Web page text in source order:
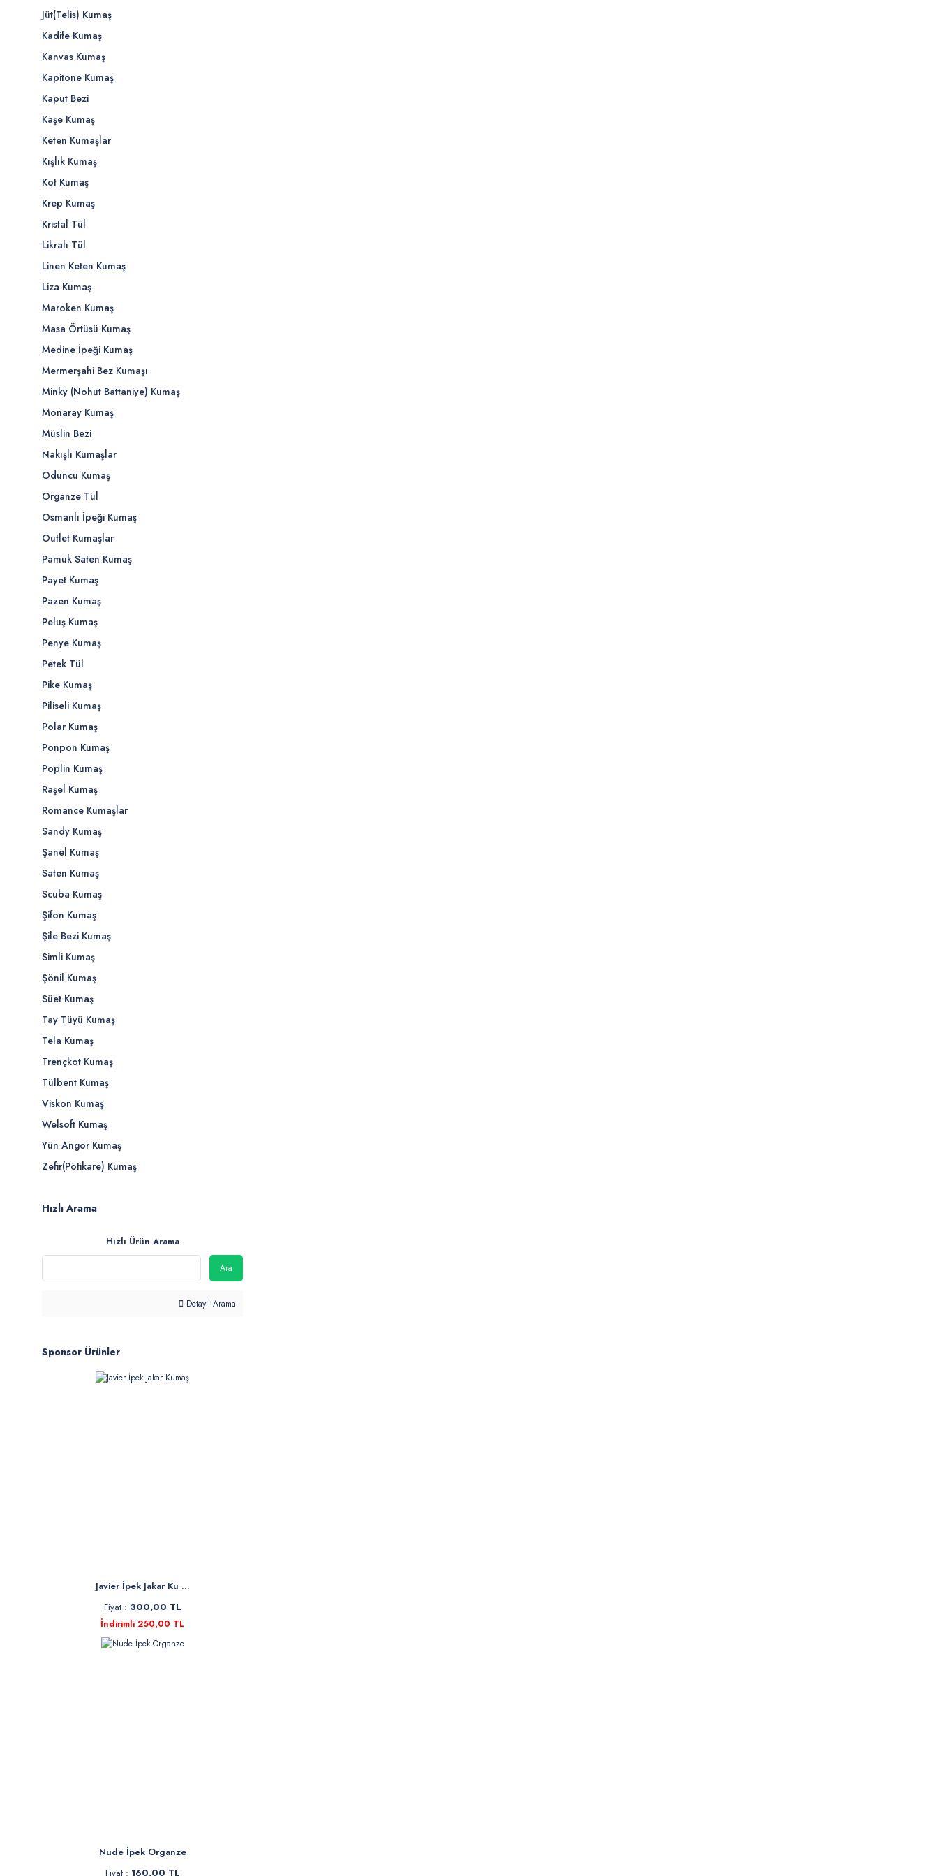
Jüt(Telis) Kumaş
Kadife Kumaş
Kanvas Kumaş
Kapitone Kumaş
Kaput Bezi
Kaşe Kumaş
Keten Kumaşlar
Kışlık Kumaş
Kot Kumaş
Krep Kumaş
Kristal Tül
Likralı Tül
Linen Keten Kumaş
Liza Kumaş
Maroken Kumaş
Masa Örtüsü Kumaş
Medine İpeği Kumaş
Mermerşahi Bez Kumaşı
Minky (Nohut Battaniye) Kumaş
Monaray Kumaş
Müslin Bezi
Nakışlı Kumaşlar
Oduncu Kumaş
Organze Tül
Osmanlı İpeği Kumaş
Outlet Kumaşlar
Pamuk Saten Kumaş
Payet Kumaş
Pazen Kumaş
Peluş Kumaş
Penye Kumaş
Petek Tül
Pike Kumaş
Piliseli Kumaş
Polar Kumaş
Ponpon Kumaş
Poplin Kumaş
Raşel Kumaş
Romance Kumaşlar
Sandy Kumaş
Şanel Kumaş
Saten Kumaş
Scuba Kumaş
Şifon Kumaş
Şile Bezi Kumaş
Simli Kumaş
Şönil Kumaş
Süet Kumaş
Tay Tüyü Kumaş
Tela Kumaş
Trençkot Kumaş
Tülbent Kumaş
Viskon Kumaş
Welsoft Kumaş
Yün Angor Kumaş
Zefir(Pötikare) Kumaş
Hızlı Arama
Hızlı Ürün Arama
Ara
Detaylı Arama
Sponsor Ürünler
Javier İpek Jakar Ku ...
Fiyat : 300,00 TL
İndirimli 250,00 TL
Nude İpek Organze
Fiyat : 160,00 TL